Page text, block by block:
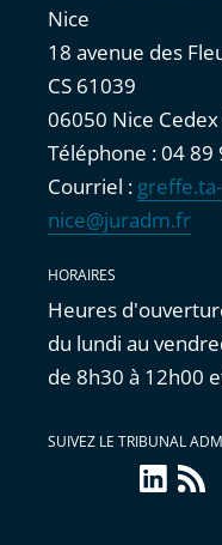
Nice
18 avenue des
CS 61039
06050 Nice Cedex
Téléphone : 04 89
Courriel : greffe.ta-
nice@juradm.fr
HORAIRES
Heures
du lundi au
de 8h30 à 12h00
SUIVEZ LE TRIBUNAL
LinkedIn
Flux
RSS